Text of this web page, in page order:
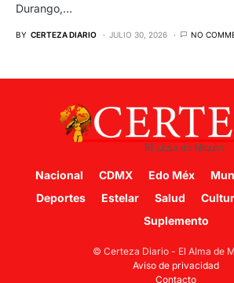
Durango,…
BY CERTEZA DIARIO JULIO 30, 2026 NO
Nacional CDMX Edo Méx
Deportes
Estelar Salud
Suplemento
© Certeza Diario - El Alma de
Aviso de privacidad
Contacto